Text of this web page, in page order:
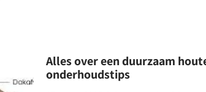
Alles over een duurzaam
onderhoudstips